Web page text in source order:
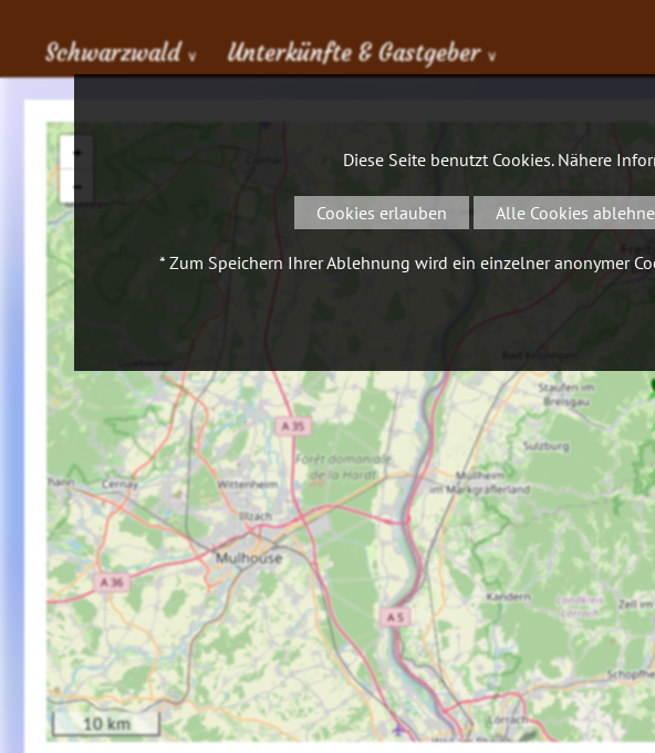
Schwarzwald ∨ Unterkünfte & Gastgeber ∨
+
−
10 km
Diese Seite benutzt Cookies. Nähere
Cookies erlauben Alle Cookies
* Zum Speichern Ihrer Ablehnung wird ein einzelner anonymer